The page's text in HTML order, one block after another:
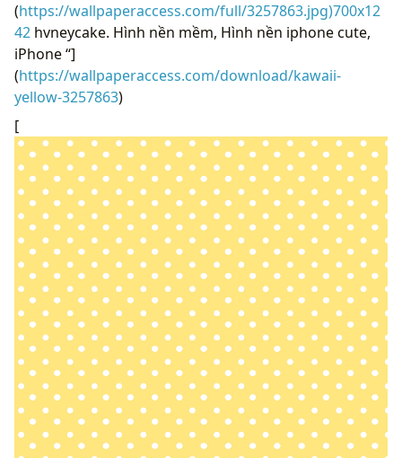
(https://wallpaperaccess.com/full/3257863.jpg)700x12
42 hvneycake. Hình nền mềm, Hình nền iphone cute,
iPhone “]
(https://wallpaperaccess.com/download/kawaii-
yellow-3257863)
[